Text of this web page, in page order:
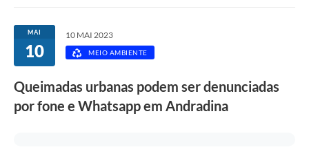
MAI
10
10 MAI 2023
MEIO AMBIENTE
Queimadas urbanas podem ser denunciadas
por fone e Whatsapp em Andradina